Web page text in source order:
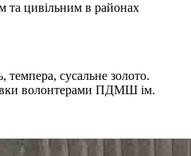
та цивільним в районах
темпера, сусальне золото.
волонтерами ПДМШ ім.